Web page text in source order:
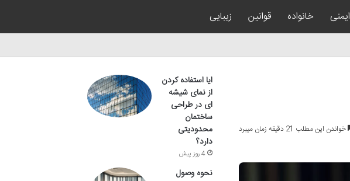
ایمنی خانواده قوانین زیبایی
خواندن این مطلب 21 دقیقه زمان میبرد
ایا استفاده کردن
از نمای شیشه
ای در طراحی
ساختمان
محدودیتی
دارد؟
4 روز پیش
نحوه وصول